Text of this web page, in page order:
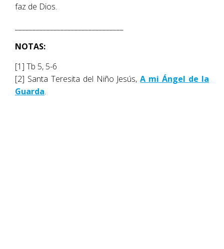
faz de Dios.
NOTAS:
[1] Tb 5, 5-6
[2] Santa Teresita del Niño Jesús,A mi Ángel de la
Guarda.